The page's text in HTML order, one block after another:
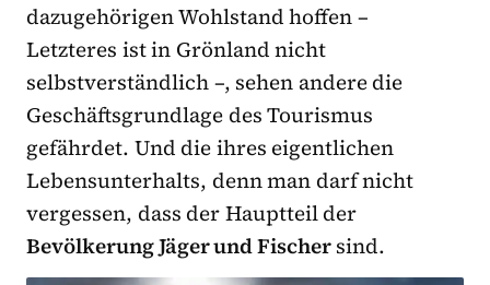
dazugehörigen Wohlstand hoffen –
Letzteres ist in Grönland nicht
selbstverständlich –, sehen andere die
Geschäftsgrundlage des Tourismus
gefährdet. Und die ihres eigentlichen
Lebensunterhalts, denn man darf nicht
vergessen, dass der Hauptteil der
Bevölkerung Jäger und Fischersind.